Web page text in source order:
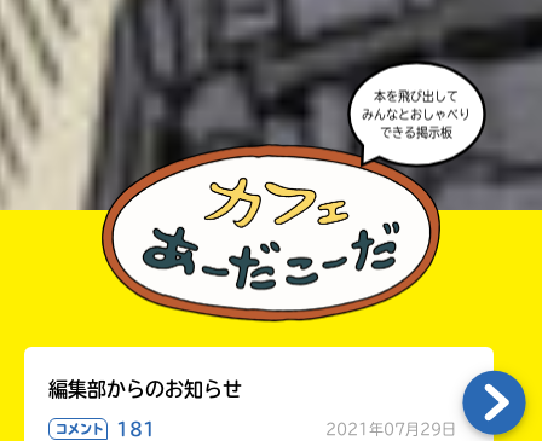
・かき終えたら、人を傷つけていたり、個人情報をか
きこんでいたり、字がまちがっていたりしないか、読
みなおしてみてね。
本を飛び出して
みんなとおしゃべり
できる掲示板
編集部からのお知らせ
コメント 181 2021年07月29日